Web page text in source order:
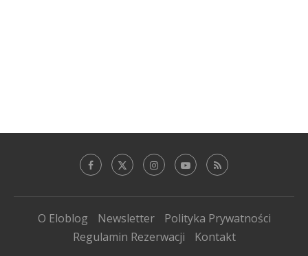
O Eloblog Newsletter
Polityka Prywatności
Regulamin Rezerwacji
Kontakt